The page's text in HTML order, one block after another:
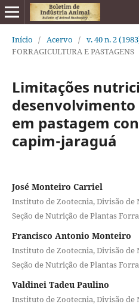
Início / Acervo / v. 40 n. 2
FORRAGICULTURA E PASTAGENS
Limitações
em pastagem
capim-jaraguá
José Monteiro Carriel
Instituto de Zootecnia, Divisão de
Seção de Nutrição de Plantas
Francisco Antonio Monteiro
Instituto de Zootecnia, Divisão de
Seção de Nutrição de Plantas
Valdinei Tadeu Paulino
Instituto de Zootecnia, Divisão de